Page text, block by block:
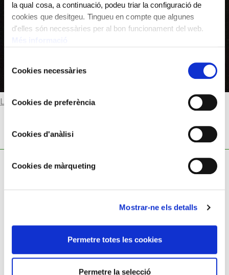
la qual cosa, a continuació, podeu triar la configuració de
cookies que desitgeu. Tingueu en compte que algunes
d'elles són necessàries per al bon funcionament del web.
deCookies necessàries
Cookies de preferència
Cookies d'anàlisi
Cookies de màrqueting
Mostrar-ne els detalls
Permetre totes les cookies
Permetre la selecció
Llegir-ne més
Avís legal